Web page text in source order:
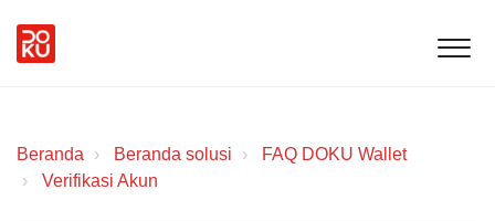
Beranda Beranda solusi
FAQ DOKU Wallet
Verifikasi Akun